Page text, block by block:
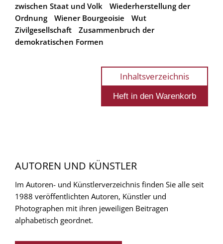
zwischen Staat und Volk
Wiederherstellung der
Ordnung
Wiener Bourgeoisie
Wut
Zivilgesellschaft
Zusammenbruch der
demokratischen Formen
Inhaltsverzeichnis
AUTOREN UND KÜNSTLER
Im Autoren- und Künstlerverzeichnis finden Sie alle seit
1988 veröffentlichten Autoren, Künstler und
Photographen mit ihren jeweiligen Beitragen
alphabetisch geordnet.